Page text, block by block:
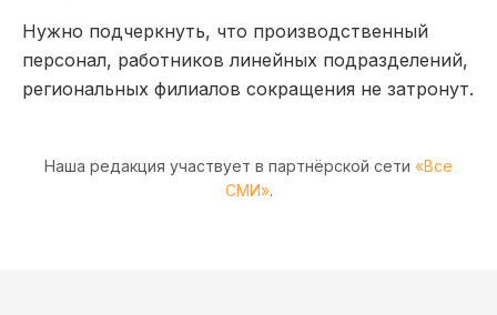
Нужно подчеркнуть, что производственный
персонал, работников линейных подразделений,
региональных филиалов сокращения не затронут.
Наша редакция участвует в партнёрской сети «Все
СМИ».